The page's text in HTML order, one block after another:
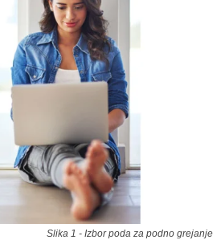
Slika 1 - Izbor poda za podno grejanje